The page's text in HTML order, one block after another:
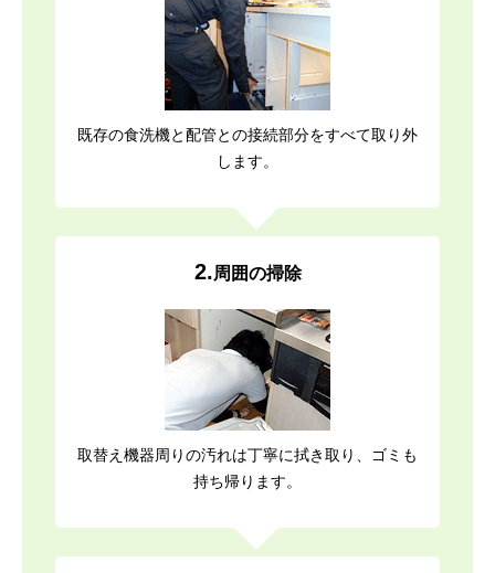
既存の食洗機と配管との接続部分をすべて取り外
します。
2.周囲の掃除
取替え機器周りの汚れは丁寧に拭き取り、ゴミも
持ち帰ります。